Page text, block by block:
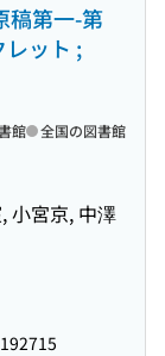
稿第一-第
ット ;
小宮京, 中澤
館 全国の図書館